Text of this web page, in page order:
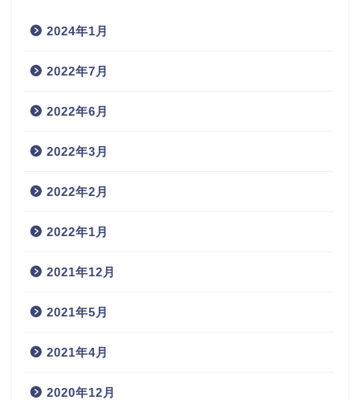
2024年1月
2022年7月
2022年6月
2022年3月
2022年2月
2022年1月
2021年12月
2021年5月
2021年4月
2020年12月